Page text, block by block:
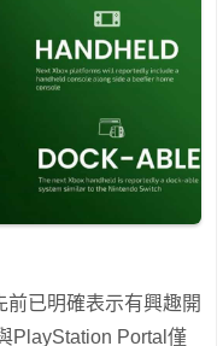
已明確表示有興趣開
PlayStation Portal僅